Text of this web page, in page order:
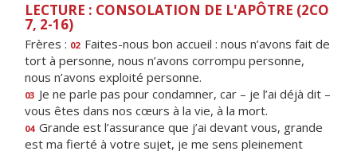
LECTURE : CONSOLATION DE L'APÔTRE (2CO
7, 2-16)
Frères : 02 Faites-nous bon accueil : nous n’avons fait de
tort à personne, nous n’avons corrompu personne,
nous n’avons exploité personne.
03 Je ne parle pas pour condamner, car – je l’ai déjà dit –
vous êtes dans nos cœurs à la vie, à la mort.
04 Grande est l’assurance que j’ai devant vous, grande
est ma fierté à votre sujet, je me sens pleinement